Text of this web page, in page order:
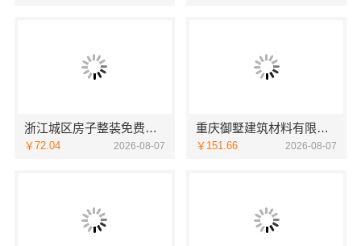
浙江城区房子整装免费量房选哪家，浙江乐享新材料有限公司
￥72.04 2026-08-07
重庆御墅建筑材料有限公司巴南免拆模板造价预算
￥151.66 2026-08-07